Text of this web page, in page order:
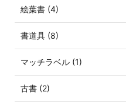
絵葉書 (4)
書道具 (8)
マッチラベル (1)
古書 (2)